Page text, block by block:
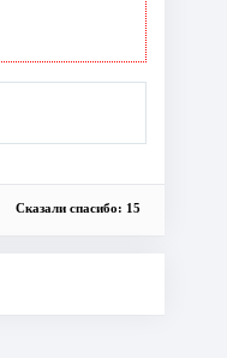
Сказали спасибо: 15